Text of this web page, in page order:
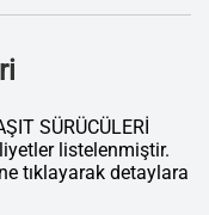
SÜRÜCÜLERİ
listelenmiştir.
tıklayarak detaylara